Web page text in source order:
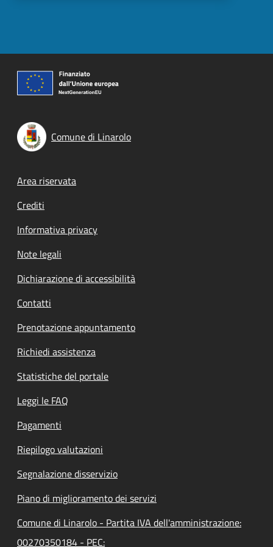
Comune di Linarolo
Footer menu
Area riservata
Crediti
Informativa privacy
Note legali
Dichiarazione di accessibilità
Contatti
Prenotazione appuntamento
Richiedi assistenza
Statistiche del portale
Leggi le FAQ
Pagamenti
Riepilogo valutazioni
Segnalazione disservizio
Piano di miglioramento dei servizi
Comune di Linarolo - Partita IVA dell'amministrazione:
00270350184 - PEC: